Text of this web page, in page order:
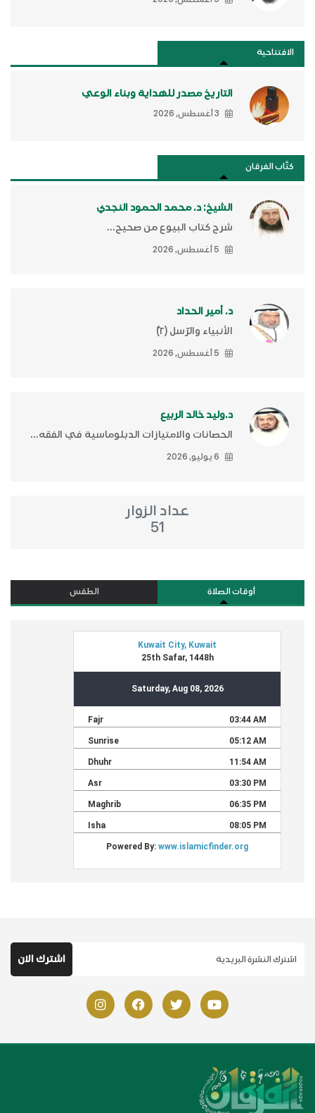
الافتتاحية
التاريخ مصدر للهداية وبناء الوعي
3 أغسطس, 2026
كتَّاب الفرقان
الشيخ: د. محمد الحمود النجدي
شرح كتاب البيوع من صحيح...
5 أغسطس, 2026
د. أمير الحداد
الأنبياء والرّسل (٢)ّ
5 أغسطس, 2026
د.وليد خالد الربيع
الحصانات والامتيازات الدبلوماسية في الفقه...
6 يوليو, 2026
عداد الزوار
51
أوقات الصلاة الطقس